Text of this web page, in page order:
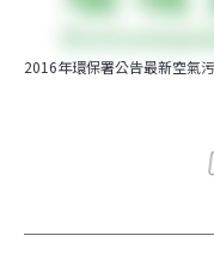
2016年環保署公告最新空氣